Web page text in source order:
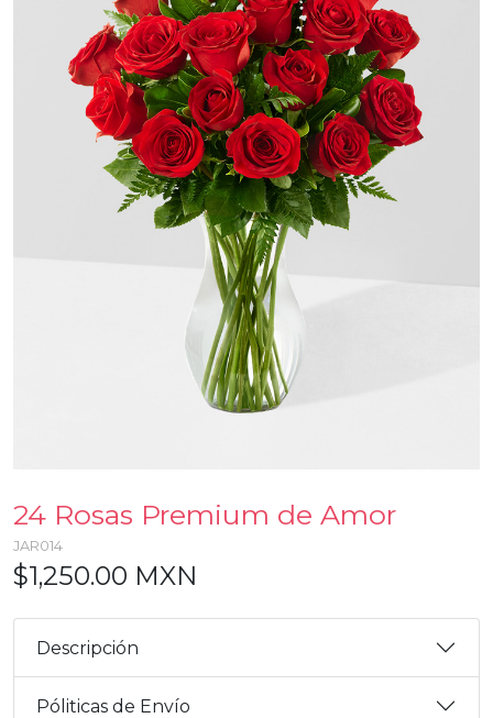
24 Rosas Premium de Amor
JAR014
$1,250.00 MXN
Descripción
Póliticas de Envío